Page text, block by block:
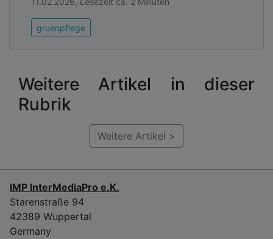
gruenpflege
Weitere Artikel in dieser
Rubrik
Weitere Artikel >
IMP InterMediaPro e.K.
Starenstraße 94
42389 Wuppertal
Germany